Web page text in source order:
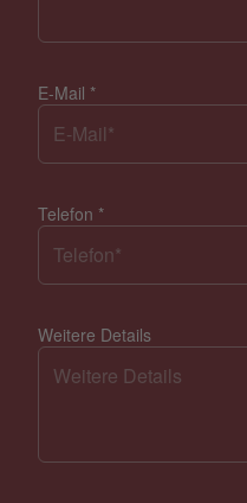
E-Mail *
Telefon *
Weitere Details